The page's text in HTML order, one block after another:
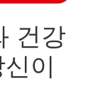
건강
이